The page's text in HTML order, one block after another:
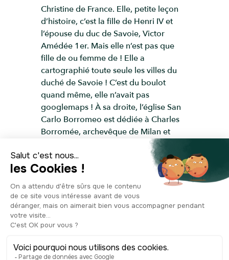
Christine de France. Elle, petite leçon
d’histoire, c’est la fille de Henri IV et
l’épouse du duc de Savoie, Victor
Amédée 1er. Mais elle n’est pas que
fille de ou femme de ! Elle a
cartographié toute seule les villes du
duché de Savoie ! C’est du boulot
quand même, elle n’avait pas
googlemaps ! À sa droite, l’église San
Carlo Borromeo est dédiée à Charles
Borromée, archevêque de Milan et
cardinal de la ville, canonisé en 1610.
Les intérieurs des deux églises ont une
décoration similaire, faite de nombreux
ornements, peintures, fresques et
sculptures allant du sol au plafond. Au
centre, vous pouvez admirer le beau
bronze d’Emmanuel Philibert de
Savoie, connu par les Turinois sous le
nom piémontais du “caval’d brons". La
place a eu diverses fonctions au cours